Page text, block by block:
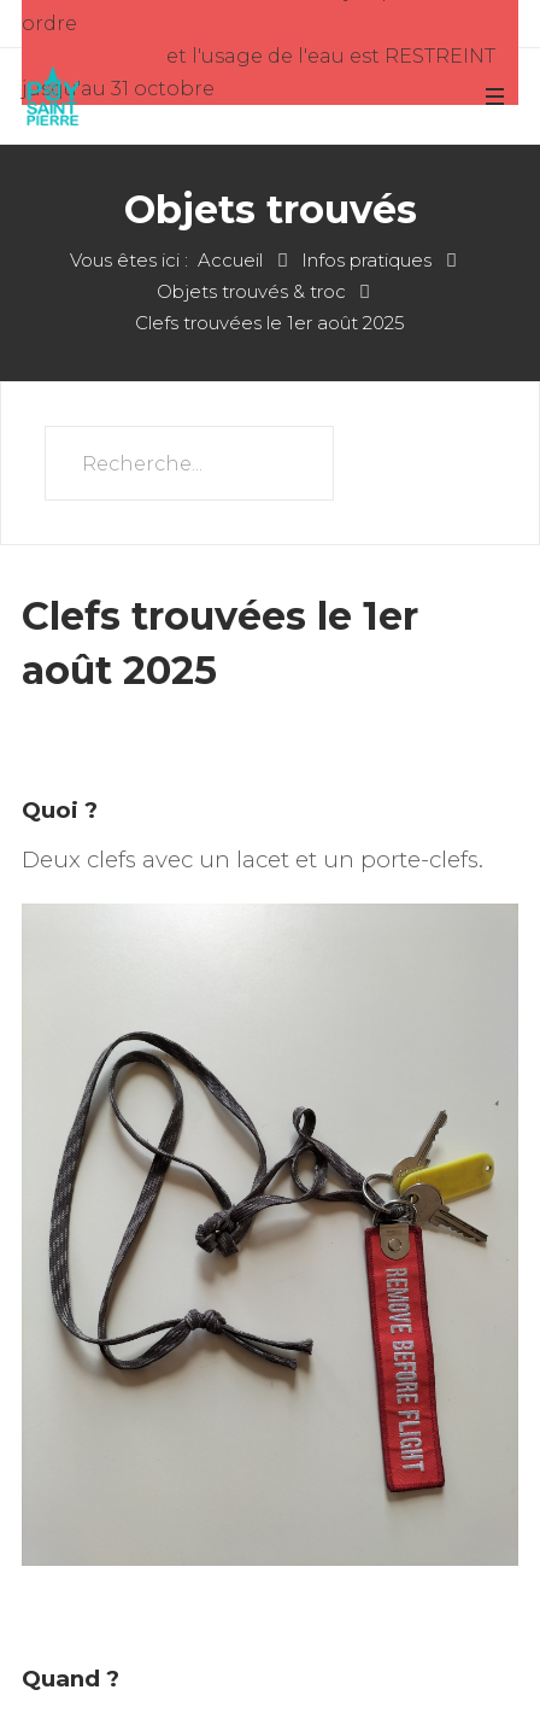
ordre
et l'usage de l'eau est RESTREINT
jusqu'au 31 octobre
Objets trouvés
Vous êtes ici :Accueil
Infos pratiques
Objets trouvés & troc
Clefs trouvées le 1er août 2025
Clefs trouvées le 1er
août 2025
Quoi ?
Deux clefs avec un lacet et un porte-clefs.
Quand ?